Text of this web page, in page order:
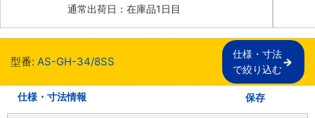
通常出荷日：在庫品1日目
型番: AS-GH-34/8SS
仕様・寸法
で絞り込む
仕様・寸法情報 保存